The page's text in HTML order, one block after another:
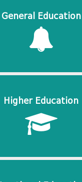
General Education
Higher Education